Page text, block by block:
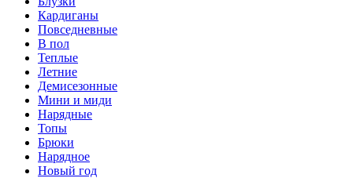
Кардиганы
Повседневные
В пол
Теплые
Летние
Демисезонные
Мини и миди
Нарядные
Топы
Брюки
Нарядное
Новый год